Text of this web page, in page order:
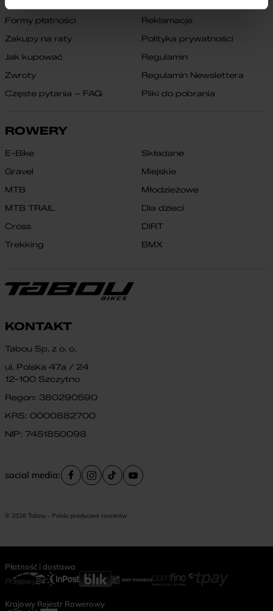
Formy płatności
Zakupy na raty
Jak kupować
Zwroty
Częste pytania – FAQ
Reklamacje
Polityka prywatności
Regulamin
Regulamin Newslettera
Pliki do pobrania
ROWERY
E-Bike
Gravel
MTB
MTB TRAIL
Cross
Trekking
Składane
Miejskie
Młodzieżowe
Dla dzieci
DIRT
BMX
KONTAKT
Tabou Sp. z o. o.
ul. Polska 47a / 24
12-100 Szczytno
Regon: 380290590
KRS: 0000882700
NIP: 7451850098
social media:
© 2026 Tabou - Polski producent rowerów
Płatność i dostawa
Krajowy Rejestr Rowerowy